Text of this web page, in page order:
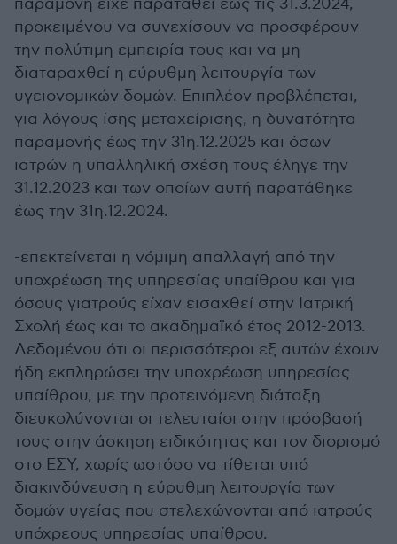
παραμονή είχε παραταθεί έως τις 31.3.2024,
προκειμένου να συνεχίσουν να προσφέρουν
την πολύτιμη εμπειρία τους και να μη
διαταραχθεί η εύρυθμη λειτουργία των
υγειονομικών δομών. Επιπλέον προβλέπεται,
για λόγους ίσης μεταχείρισης, η δυνατότητα
παραμονής έως την 31η.12.2025 και όσων
ιατρών η υπαλληλική σχέση τους έληγε την
31.12.2023 και των οποίων αυτή παρατάθηκε
έως την 31η.12.2024.
-επεκτείνεται η νόμιμη απαλλαγή από την
υποχρέωση της υπηρεσίας υπαίθρου και για
όσους γιατρούς είχαν εισαχθεί στην Ιατρική
Σχολή έως και το ακαδημαϊκό έτος 2012-2013.
Δεδομένου ότι οι περισσότεροι εξ αυτών έχουν
ήδη εκπληρώσει την υποχρέωση υπηρεσίας
υπαίθρου, με την προτεινόμενη διάταξη
διευκολύνονται οι τελευταίοι στην πρόσβασή
τους στην άσκηση ειδικότητας και τον διορισμό
στο ΕΣΥ, χωρίς ωστόσο να τίθεται υπό
διακινδύνευση η εύρυθμη λειτουργία των
δομών υγείας που στελεχώνονται από ιατρούς
υπόχρεους υπηρεσίας υπαίθρου.